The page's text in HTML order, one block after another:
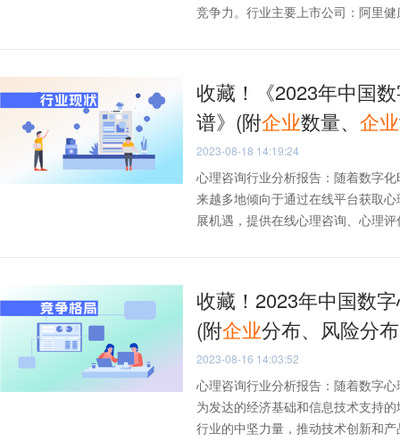
竞争力。行业主要上市公司：阿里
收藏！《2023年中国
谱》(附企业数量、 企业
2023-08-18 14:19:24
心理咨询行业分析报告：随着数字
来越多地倾向于通过在线平台获取
展机遇，提供在线心理咨询、心理
收藏！2023年中国数
(附企业分布、风险分
2023-08-16 14:03:52
心理咨询行业分析报告：随着数字
为发达的经济基础和信息技术支持
行业的中坚力量，推动技术创新和